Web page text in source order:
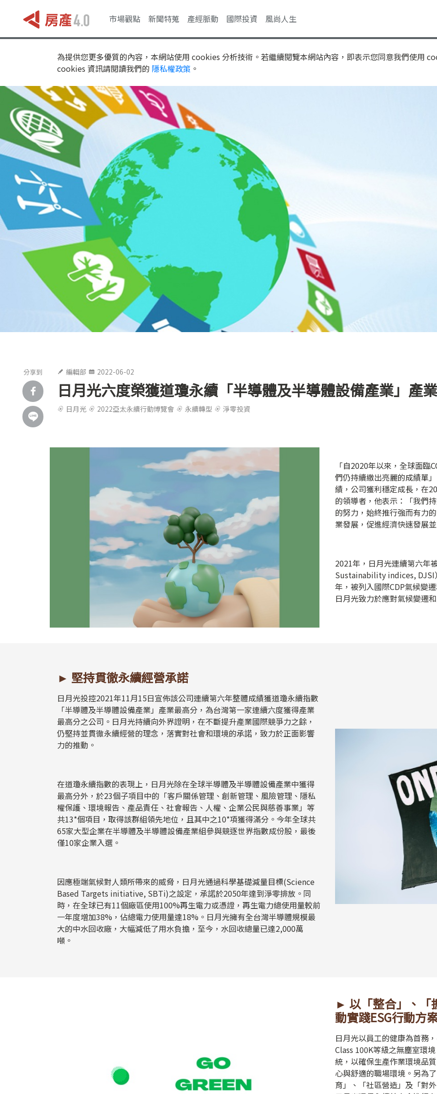
市場觀點 新聞特蒐 產經脈動 國際投資 風尚人生
為提供您更多優質的內容，本網站使用 cookies 分析技術。若繼續閱覽本網站內容，即表示您同意我們使用
cookies 資訊請閱讀我們的 隱私權政策 。
分享到 編輯部 2022-06-02
日月光六度榮獲道瓊永續「半導體及半導體設備產業」產
日月光 2022亞太永續行動博覽會 永續轉型 淨零投資
「自2020年以來，全球面
們仍持續繳出亮麗的成績單
績，公司獲利穩定成長，在
的領導者，他表示：「我們
的努力，始終推行強而有力
業發展，促進經濟快速發展
2021年，日月光連續第六年
Sustainability indices, DJSI
年，被列入國際CDP氣候變
日月光致力於應對氣候變遷
► 堅持貫徹永續經營承諾
日月光投控2021年11月15日宣佈該公司連續第六年整體成績獲道瓊永續指數
「半導體及半導體設備產業」產業最高分，為台灣第一家連續六度獲得產業
最高分之公司。日月光持續向外界證明，在不斷提升產業國際競爭力之餘，
仍堅持並貫徹永續經營的理念，落實對社會和環境的承諾，致力於正面影響
力的推動。
在道瓊永續指數的表現上，日月光除在全球半導體及半導體設備產業中獲得
最高分外，於23個子項目中的「客戶關係管理、創新管理、風險管理、隱私
權保護、環境報告、產品責任、社會報告、人權、企業公民與慈善事業」等
共13*個項目，取得該群組領先地位，且其中之10*項獲得滿分。今年全球共
65家大型企業在半導體及半導體設備產業組參與競逐世界指數成份股，最後
僅10家企業入選。
因應極端氣候對人類所帶來的威脅，日月光通過科學基礎減量目標(Science
Based Targets initiative, SBTi)之設定，承諾於2050年達到淨零排放。同
時，在全球已有11個廠區使用100%再生電力或憑證，再生電力總使用量較前
一年度增加38%，佔總電力使用量達18%。日月光擁有全台灣半導體規模最
大的中水回收廠，大幅減低了用水負擔，至今，水回收總量已達2,000萬
噸。
► 以「整合」、「
動實踐ESG行動方
日月光以員工的健康為首務
Class 100K等級之無塵室環
統，以確保生產作業環境品
心與舒適的職場環境。另為
育」、「社區營造」及「對